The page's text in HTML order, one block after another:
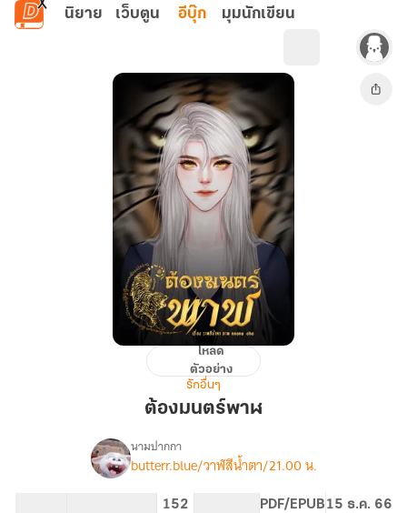
ข้ามไปยังเนื้อหาหลัก
นิยาย เว็บตูน อีบุ๊ก มุมนักเขียน
โหลด
ตัวอย่าง
รักอื่นๆ
ต้องมนตร์พาฬ
เรื่อง
นามปากกา
butterr.blue/วาฬสีน้ำตา/21.00 น.
152 PDF/EPUB15 ธ.ค. 66